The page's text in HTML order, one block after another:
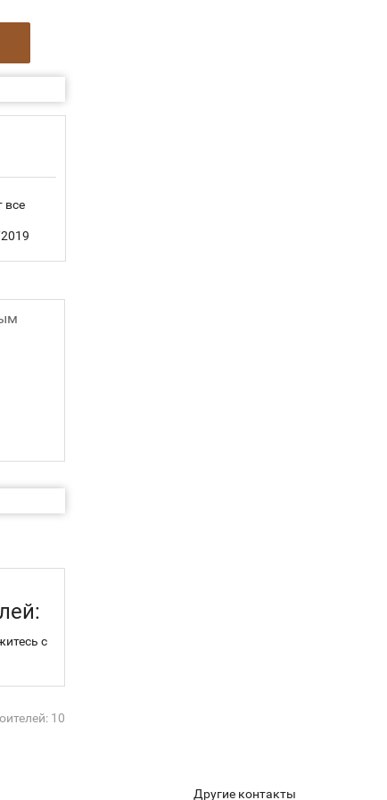
все
с
10
Другие контакты